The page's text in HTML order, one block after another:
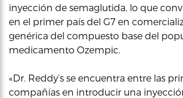
inyección de semaglutida, lo que
en el primer país del G7 en
genérica del compuesto base del
medicamento Ozempic.
«Dr. Reddy’s se encuentra entre las
compañías en introducir una